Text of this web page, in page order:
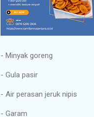
- Minyak goreng
- Gula pasir
- Air perasan jeruk nipis
- Garam